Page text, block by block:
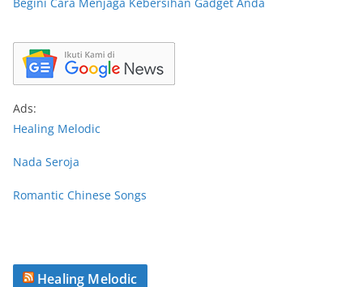
Ads:
Healing Melodic
Nada Seroja
Romantic Chinese Songs
Healing Melodic